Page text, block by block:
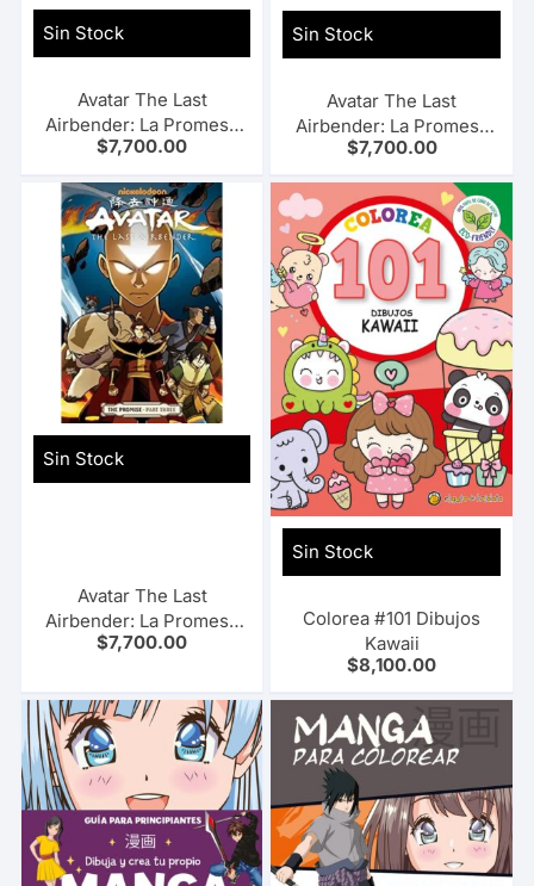
Sin Stock
Avatar The Last
Airbender: La Promesa
#01
$7,700.00
Sin Stock
Avatar The Last
Airbender: La Promesa
#02
$7,700.00
Sin Stock
Avatar The Last
Airbender: La Promesa
#03
$7,700.00
Sin Stock
Colorea #101 Dibujos
Kawaii
$8,100.00